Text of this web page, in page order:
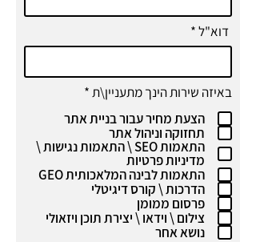
דוא"ל
באיזה שירות הינך מתעניין\ת*
ב
הצעת מחיר עבור בניית אתר
תחזוקה וניהול אתר
התאמות SEO \ התאמות נגישות \
מדיניות פרטיות
התאמות לבינה המלאכותית GEO
הדרכות \ קורס דיגיטלי
פרסום ממומן
צילום \ וידאו \ יצירת תוכן ויזאולי
נושא אחר